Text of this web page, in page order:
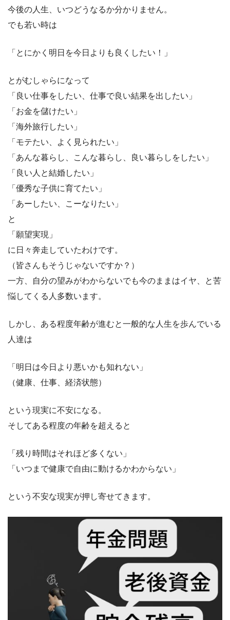
今後の人生、いつどうなるか分かりません。
でも若い時は
「とにかく明日を今日よりも良くしたい！」
とがむしゃらになって
「良い仕事をしたい、仕事で良い結果を出したい」
「お金を儲けたい」
「海外旅行したい」
「モテたい、よく見られたい」
「あんな暮らし、こんな暮らし、良い暮らしをしたい」
「良い人と結婚したい」
「優秀な子供に育てたい」
「あーしたい、こーなりたい」
と
「願望実現」
に日々奔走していたわけです。
（皆さんもそうじゃないですか？）
一方、自分の望みがわからないでも今のままはイヤ、と苦
悩してくる人多数います。
しかし、ある程度年齢が進むと一般的な人生を歩んでいる
人達は
「明日は今日より悪いかも知れない」
（健康、仕事、経済状態）
という現実に不安になる。
そしてある程度の年齢を超えると
「残り時間はそれほど多くない」
「いつまで健康で自由に動けるかわからない」
という不安な現実が押し寄せてきます。